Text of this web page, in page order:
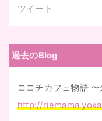
ツイート
過去のBlog
ココチカフェ物語
http://